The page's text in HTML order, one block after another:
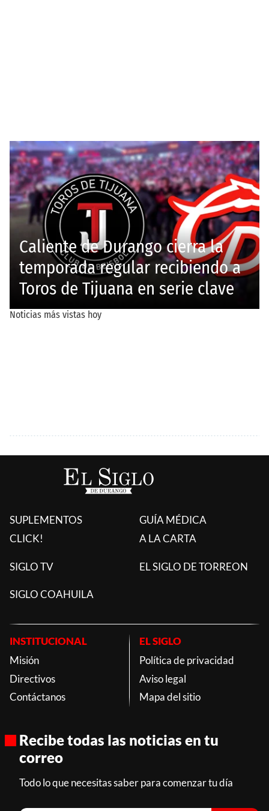
SUPLEMENTOS
CLICK!
GUÍA MÉDICA
A LA CARTA
SIGLO TV EL SIGLO DE TORREON
SIGLO COAHUILA
INSTITUCIONAL
Misión
Directivos
Contáctanos
EL SIGLO
Política de privacidad
Aviso legal
Mapa del sitio
Recibe todas las noticias en tu
correo
Todo lo que necesitas saber para comenzar tu día